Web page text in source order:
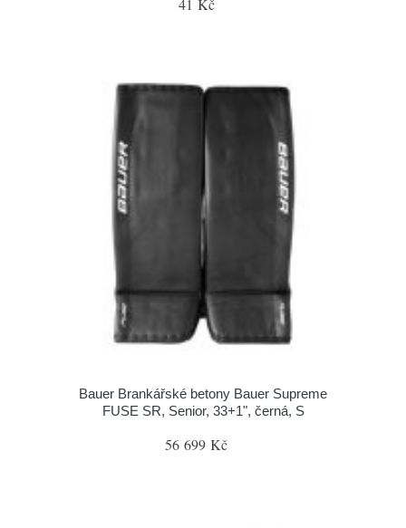
41 Kč
Bauer Brankářské betony Bauer Supreme
FUSE SR, Senior, 33+1", černá, S
56 699 Kč